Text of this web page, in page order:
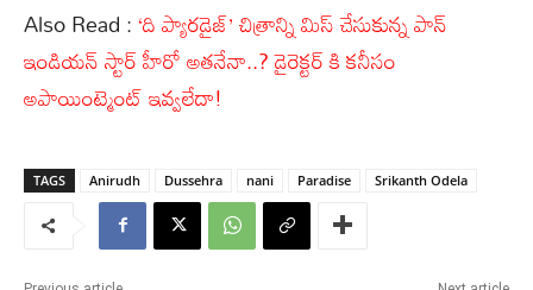
Also Read :‘ది ప్యారడైజ్’ చిత్రాన్ని మిస్ చేసుకున్న పాన్
ఇండియన్ స్టార్ హీరో అతనేనా..? డైరెక్టర్ కి కనీసం
అపాయింట్మెంట్ ఇవ్వలేదా!
TAGS Anirudh Dussehra nani Paradise Srikanth Odela